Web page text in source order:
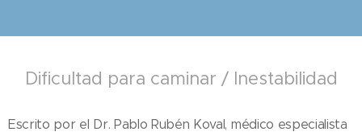
Dificultad para caminar / Inestabilidad
Escrito por el Dr. Pablo Rubén Koval, médico especialista